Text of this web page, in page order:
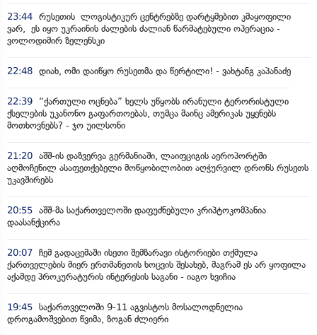
23:44 რუსეთის ლოგისტიკურ ცენტრებზე დარტყმებით კმაყოფილი
ვარ, ეს იყო უკრაინის ძალების ძალიან წარმატებული ოპერაცია -
ვოლოდიმირ ზელენსკი
22:48 დიახ, ომი დაიწყო რუსეთმა და წერტილი! - ვახტანგ კაპანაძე
22:39
“ქართული ოცნება” ხელს უწყობს ირანული ტერორისტული
ქსელების უკანონო გაფართოებას, თუმცა მაინც ამერიკას უყენებს
მოთხოვნებს? - ჯო უილსონი
21:20 აშშ-ის დაზვერვა გერმანიაში, ლაიფციგის აეროპორტში
აღმოჩენილ ასაფეთქებელი მოწყობილობით აღჭურვილ დრონს რუსეთს
უკავშირებს
20:55 აშშ-მა საქართველოში დაფუძნებული კრიპტოკომპანია
დაასანქცირა
20:07 ჩემ გადაცემაში ისეთი შემზარავი ისტორიები თქმულა
ქართველების მიერ ერთმანეთის ხოცვის შესახებ, მაგრამ ეს არ ყოფილა
აქამდე პროკურატურის ინტერესის საგანი - იაგო ხვიჩია
19:45 საქართველოში 9-11 აგვისტოს მოსალოდნელია
დროგამოშვებით წვიმა, ზოგან ძლიერი